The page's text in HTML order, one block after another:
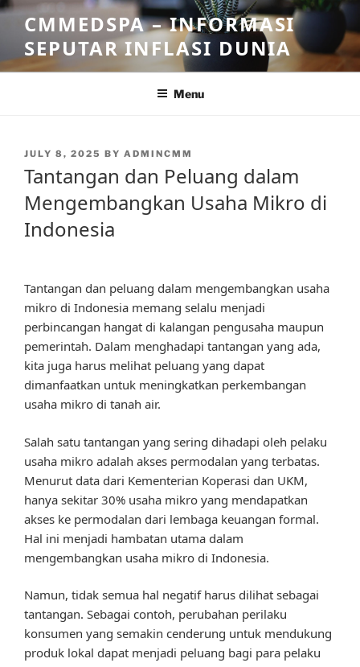
Skip
content
CMMEDSPA – INFORMASI
SEPUTAR INFLASI DUNIA
Menu
POSTED
JULY 8, 2025 BY ADMINCMM
Tantangan dan Peluang dalam
Mengembangkan Usaha Mikro di
Indonesia
Tantangan dan peluang dalam mengembangkan usaha
mikro di Indonesia memang selalu menjadi
perbincangan hangat di kalangan pengusaha maupun
pemerintah. Dalam menghadapi tantangan yang ada,
kita juga harus melihat peluang yang dapat
dimanfaatkan untuk meningkatkan perkembangan
usaha mikro di tanah air.
Salah satu tantangan yang sering dihadapi oleh pelaku
usaha mikro adalah akses permodalan yang terbatas.
Menurut data dari Kementerian Koperasi dan UKM,
hanya sekitar 30% usaha mikro yang mendapatkan
akses ke permodalan dari lembaga keuangan formal.
Hal ini menjadi hambatan utama dalam
mengembangkan usaha mikro di Indonesia.
Namun, tidak semua hal negatif harus dilihat sebagai
tantangan. Sebagai contoh, perubahan perilaku
konsumen yang semakin cenderung untuk mendukung
produk lokal dapat menjadi peluang bagi para pelaku